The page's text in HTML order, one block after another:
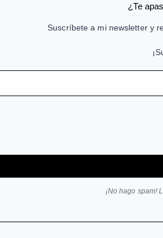
¿Te
Suscríbete a mi newsletter y
¡No hago spam!